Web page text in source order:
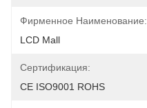
Фирменное Наименование:
LCD Mall
Сертификация:
CE ISO9001 ROHS